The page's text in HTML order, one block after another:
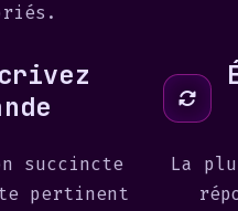
succincte
pertinent
La